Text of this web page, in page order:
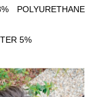
POLYURETHANE
5%